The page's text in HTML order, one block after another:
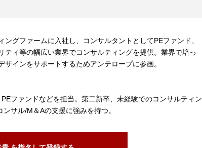
グファームに入社し、コンサルタントとしてPEファンド、
ィ等の幅広い業界でコンサルティングを提供。業界で培っ
インをサポートするためアンテロープに参画。
ファンドなどを担当。第二新卒、未経験でのコンサルティン
サル/M＆Aの支援に強みを持つ。